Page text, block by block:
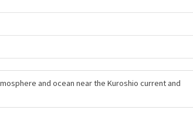
and ocean near the Kuroshio current and